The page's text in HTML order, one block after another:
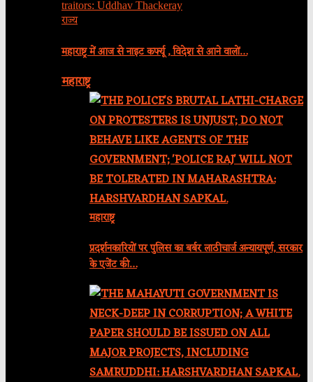
राज्य
महाराष्ट्र में आज से नाइट कर्फ्यू , विदेश से आने वालों…
महाराष्ट्र
महाराष्ट्र
प्रदर्शनकारियों पर पुलिस का बर्बर लाठीचार्ज अन्यायपूर्ण, सरकार
के एजेंट की…